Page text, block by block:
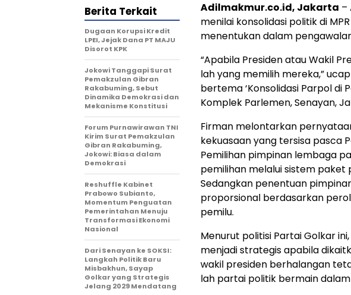
Adilmakmur.co.id, Jakarta –
menilai konsolidasi politik di
menentukan dalam
“Apabila Presiden atau Wakil
lah yang memilih mereka,”
bertema ‘Konsolidasi Parpol di
Komplek Parlemen, Senayan,
Firman melontarkan
kekuasaan yang tersisa pasca
Pemilihan pimpinan lembaga
pemilihan melalui sistem paket
Sedangkan penentuan
proporsional berdasarkan
pemilu.
Menurut politisi Partai Golkar
menjadi strategis apabila
wakil presiden berhalangan
lah partai politik bermain
Berita Terkait
Dugaan Korupsi Kredit
LPEI, Jejak Dana PT MAJU
Disorot KPK
Jokowi Tanggapi Surat
Pemakzulan Gibran
Rakabuming, Sebut
Dinamika Demokrasi dan
Mekanisme Konstitusi
Forum Purnawirawan TNI
Kirim Surat Pemakzulan
Gibran Rakabuming,
Jokowi: Biasa dalam
Demokrasi
Reshuffle Kabinet
Prabowo Subianto,
Momentum Penguatan
Pemerintahan Menuju
Transformasi Ekonomi
Nasional
Dari Senayan ke SOKSI:
Langkah Politik Baru
Misbakhun, Sayap
Golkar yang Strategis
Jelang 2029 Mendatang